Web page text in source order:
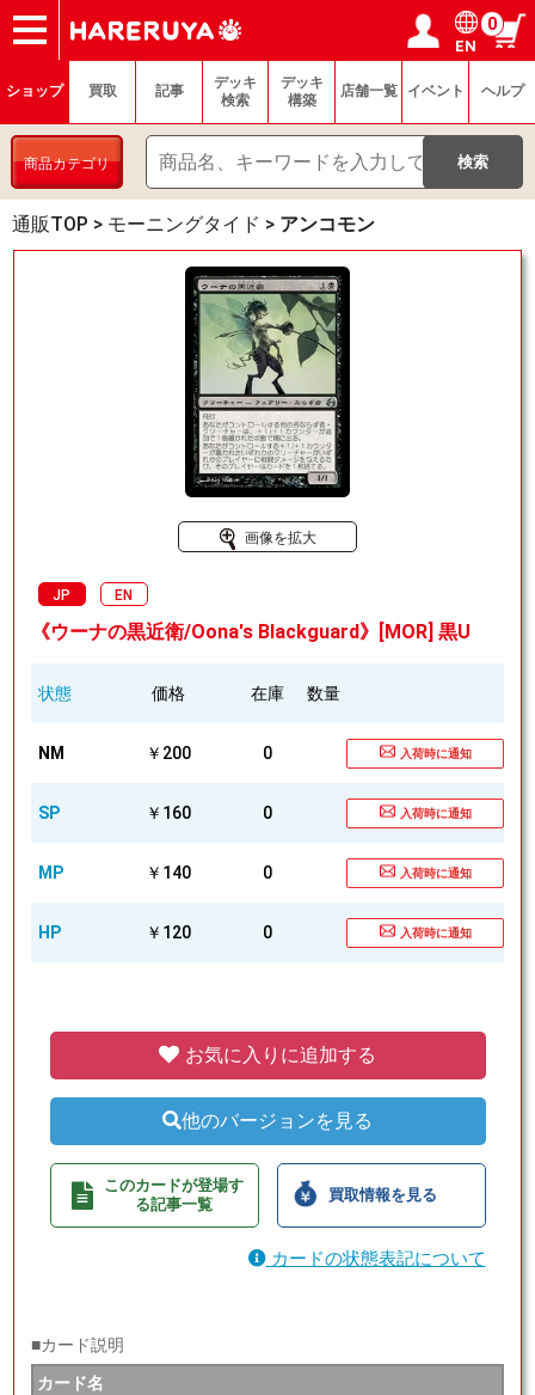
ショップ
買取
記事
デッキ検索
デッキ構築
選手一覧
店舗一覧
イベント
ヘルプ
お問い合わせ ログイン／会員登録
マイページ
EN
0
ショップ 買取 記事
デッキ
検索
デッキ
構築
店舗一覧 イベント ヘルプ
商品カテゴリ
通販TOP > モーニングタイド > アンコモン
画像を拡大
JP EN
《ウーナの黒近衛/Oona's Blackguard》[MOR] 黒U
状態 価格 在庫 数量
NM ￥200 0 入荷時に通知
SP ￥160 0 入荷時に通知
MP ￥140 0 入荷時に通知
HP ￥120 0 入荷時に通知
お気に入りに追加する
他のバージョンを見る
このカードが登場す
る記事一覧
買取情報を見る
カードの状態表記について
■カード説明
カード名